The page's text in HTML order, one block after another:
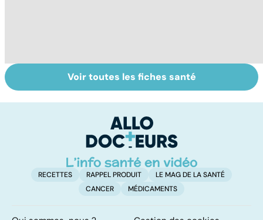
Mal de dos : les
solutions pour
Le choix du
cartable et des
scolaires
Voir toutes les fiches santé
RECETTES RAPPEL PRODUIT
LE MAG DE LA SANTÉ
CANCER
MÉDICAMENTS